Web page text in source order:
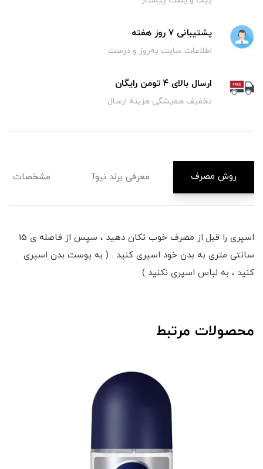
پشتیبانی 7 روز هفته
اطلاعات سایت به‌روز و درست
ارسال بالای 4 تومن رایگان
تخفیف همیشگی هزینه ارسال
روش مصرف معرفی برند نیوآ مشخصات
اسپری را قبل از مصرف خوب تکان دهید ، سپس از فاصله ی 15
سانتی متری به بدن خود اسپری کنید . ( به پوست بدن اسپری
کنید ، به لباس اسپری نکنید )
محصولات مرتبط